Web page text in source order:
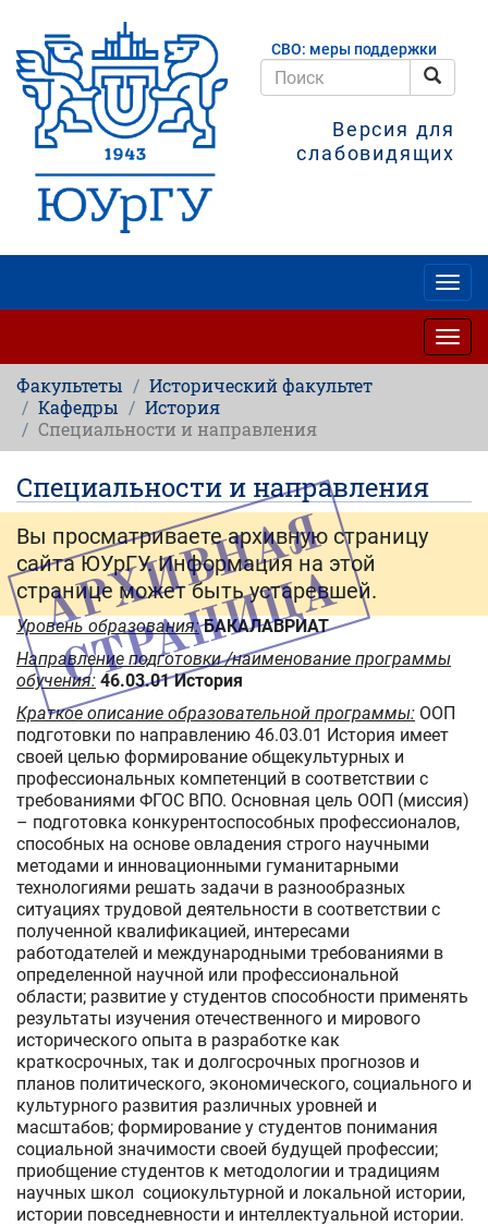
основному
содержанию
СВО: меры поддержки
Версия для
слабовидящих
Факультеты
Исторический факультет
Кафедры
История
Специальности и направления
Специальности и направления
Вы просматриваете архивную страницу
сайта ЮУрГУ. Информация на этой
странице может быть устаревшей.
Уровень образования: БАКАЛАВРИАТ
Направление подготовки /наименование программы
обучения: 46.03.01 История
Краткое описание образовательной программы: ООП
подготовки по направлению 46.03.01 История имеет
своей целью формирование общекультурных и
профессиональных компетенций в соответствии с
требованиями ФГОС ВПО. Основная цель ООП (миссия)
– подготовка конкурентоспособных профессионалов,
способных на основе овладения строго научными
методами и инновационными гуманитарными
технологиями решать задачи в разнообразных
ситуациях трудовой деятельности в соответствии с
полученной квалификацией, интересами
работодателей и международными требованиями в
определенной научной или профессиональной
области; развитие у студентов способности применять
результаты изучения отечественного и мирового
исторического опыта в разработке как
краткосрочных, так и долгосрочных прогнозов и
планов политического, экономического, социального и
культурного развития различных уровней и
масштабов; формирование у студентов понимания
социальной значимости своей будущей профессии;
приобщение студентов к методологии и традициям
научных школ социокультурной и локальной истории,
истории повседневности и интеллектуальной истории.